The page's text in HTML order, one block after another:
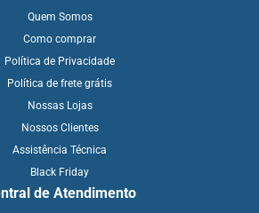
Quem Somos
Como comprar
Política de Privacidade
Política de frete grátis
Nossas Lojas
Nossos Clientes
Assistência Técnica
Black Friday
de Atendimento